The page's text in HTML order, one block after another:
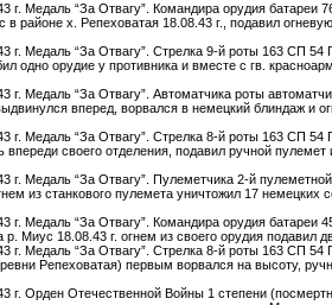
г. Медаль “За Отвагу”. Командира орудия
в районе х. Репеховатая 18.08.43 г., подавил
г. Медаль “За Отвагу”. Стрелка 9-й роты 163 СП
одно орудие у противника и вместе с гв.
г. Медаль “За Отвагу”. Автоматчика роты
вперед, ворвался в немецкий блиндаж и
г. Медаль “За Отвагу”. Стрелка 8-й роты 163 СП
впереди своего отделения, подавил ручной
г. Медаль “За Отвагу”. Пулеметчика 2-й
из станкового пулемета уничтожил 17 немецких
г. Медаль “За Отвагу”. Командира орудия
Миус 18.08.43 г. огнем из своего орудия подавил
г. Медаль “За Отвагу”. Стрелка 8-й роты 163 СП
Репеховатая) первым ворвался на высоту,
г. Орден Отечественной Войны 1 степени